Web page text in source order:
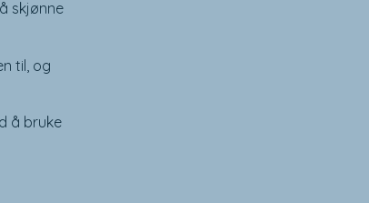
skjønne
til, og
å bruke